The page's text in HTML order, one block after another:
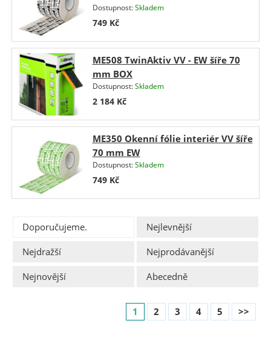
Dostupnost:Skladem
749 Kč
ME508 TwinAktiv VV - EW šíře 70
mm BOX
Dostupnost:Skladem
2 184 Kč
ME350 Okenní fólie interiér VV šíře
70 mm EW
Dostupnost:Skladem
749 Kč
Doporučujeme.
Nejlevnější
Nejdražší
Nejprodávanější
Nejnovější
Abecedně
1 2 3 4 5 >>